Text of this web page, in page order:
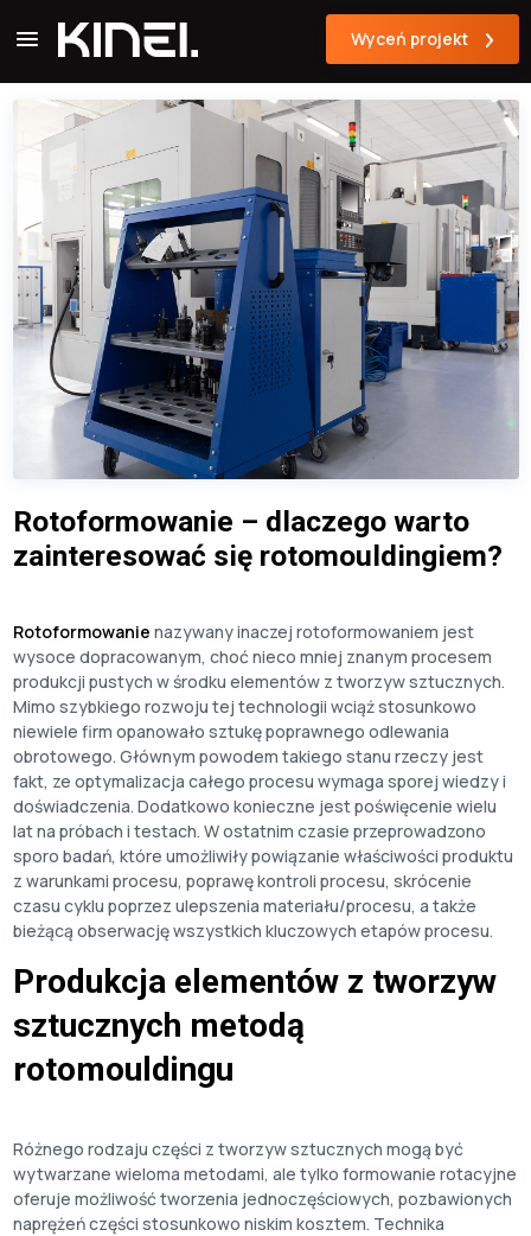
Wyceń projekt
Rotoformowanie – dlaczego warto
zainteresować się rotomouldingiem?
Rotoformowanie nazywany inaczej rotoformowaniem jest
wysoce dopracowanym, choć nieco mniej znanym procesem
produkcji pustych w środku elementów z tworzyw sztucznych.
Mimo szybkiego rozwoju tej technologii wciąż stosunkowo
niewiele firm opanowało sztukę poprawnego odlewania
obrotowego. Głównym powodem takiego stanu rzeczy jest
fakt, ze optymalizacja całego procesu wymaga sporej wiedzy i
doświadczenia. Dodatkowo konieczne jest poświęcenie wielu
lat na próbach i testach. W ostatnim czasie przeprowadzono
sporo badań, które umożliwiły powiązanie właściwości produktu
z warunkami procesu, poprawę kontroli procesu, skrócenie
czasu cyklu poprzez ulepszenia materiału/procesu, a także
bieżącą obserwację wszystkich kluczowych etapów procesu.
Produkcja elementów z tworzyw
sztucznych metodą
rotomouldingu
Różnego rodzaju części z tworzyw sztucznych mogą być
wytwarzane wieloma metodami, ale tylko formowanie rotacyjne
oferuje możliwość tworzenia jednoczęściowych, pozbawionych
naprężeń części stosunkowo niskim kosztem. Technika